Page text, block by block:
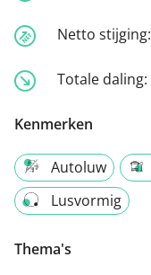
Netto stijging:
Totale daling:
Kenmerken
Autoluw
Lusvormig
Thema's